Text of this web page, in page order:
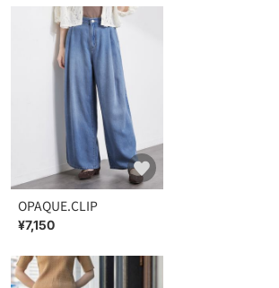
OPAQUE.CLIP
¥7,150